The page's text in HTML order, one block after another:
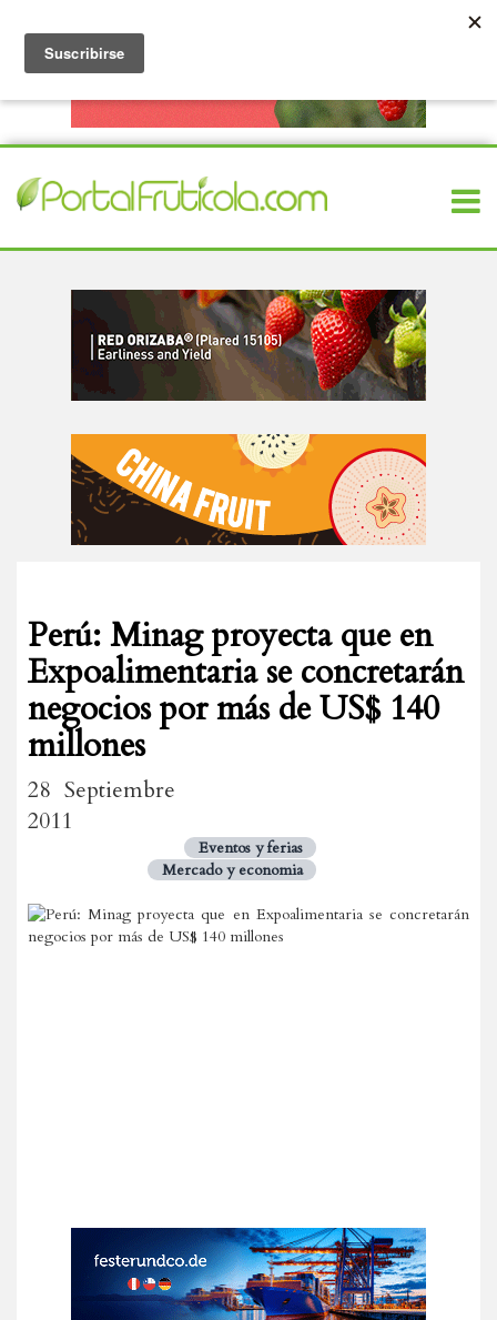
Perú: Minag proyecta que en
Expoalimentaria se concretarán
negocios por más de US$ 140
millones
28 Septiembre
2011
Eventos y ferias
Mercado y economia